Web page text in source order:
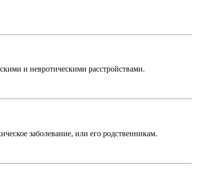
и невротическими расстройствами.
заболевание, или его родственникам.